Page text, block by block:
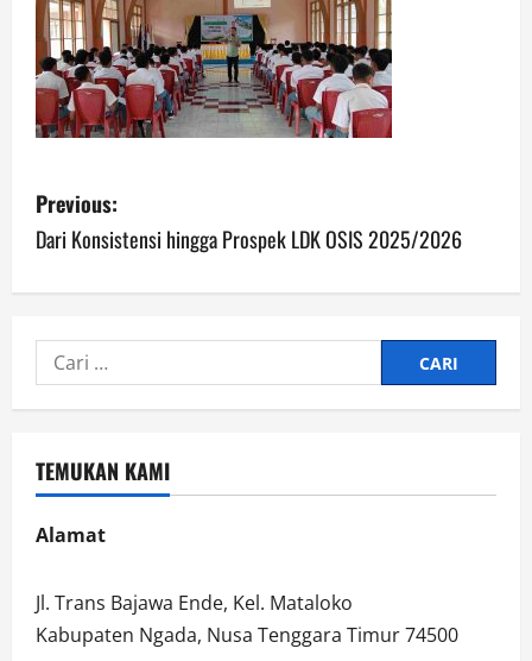
P
o
s
t
n
v
i
g
a
Previous:
Dari Konsistensi hingga Prospek LDK OSIS 2025/2026
Cari
untuk:
TEMUKAN KAMI
Alamat
Jl. Trans Bajawa Ende, Kel. Mataloko
Kabupaten Ngada, Nusa Tenggara Timur 74500